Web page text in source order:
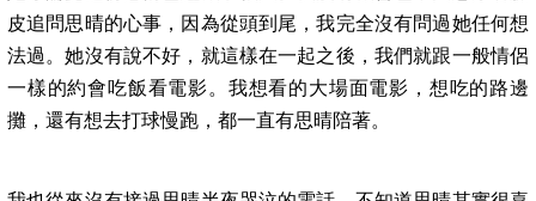
皮追問思晴的心事，因為從頭到尾，我完全沒有問過她任何想
法過。她沒有說不好，就這樣在一起之後，我們就跟一般情侶
一樣的約會吃飯看電影。我想看的大場面電影，想吃的路邊
攤，還有想去打球慢跑，都一直有思晴陪著。